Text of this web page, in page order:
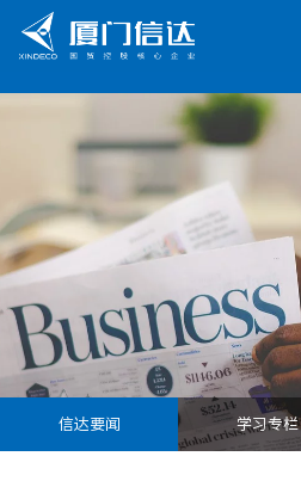
信达要闻 学习专栏